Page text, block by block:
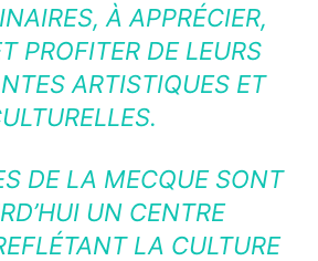
À APPRÉCIER,
PROFITER DE LEURS
ARTISTIQUES ET
DE LA MECQUE SONT
UN CENTRE
LA CULTURE